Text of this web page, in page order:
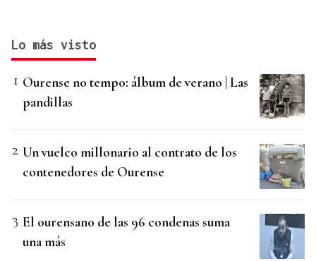
Lo más visto
Ourense no tempo: álbum de verano | Las
pandillas
Un vuelco millonario al contrato de los
contenedores de Ourense
El ourensano de las 96 condenas suma
una más